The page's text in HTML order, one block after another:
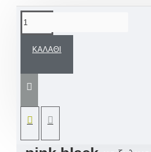
ΚΑΛΆΘΙ
μοναδικές ευχές του
Βαπτιστικού σετ από την
«Minnie Mouse –